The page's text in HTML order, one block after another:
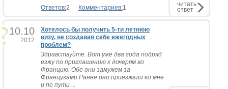
Ответов:2 Комментариев:1 читать
ответ
10.10
2012
Хотелось бы получить 5-ти летнюю
визу, не создавая себе ежегодных
проблем?
Здравствуйте. Вот уже два года подряд
езжу по приглашению к дочерям во
Францию. Обе они замужем за
Французами.Ранее они приезжали ко мне
и по пути ...